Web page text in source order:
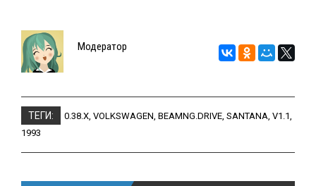
Модератор
ТЕГИ: 0.38.X, VOLKSWAGEN, BEAMNG.DRIVE, SANTANA, V1.1,
1993